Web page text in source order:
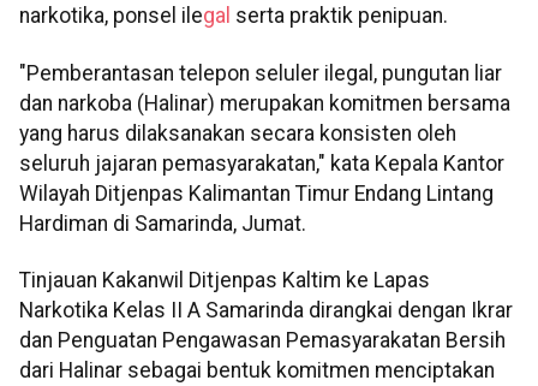
narkotika, ponsel ilegal serta praktik penipuan.
"Pemberantasan telepon seluler ilegal, pungutan liar
dan narkoba (Halinar) merupakan komitmen bersama
yang harus dilaksanakan secara konsisten oleh
seluruh jajaran pemasyarakatan," kata Kepala Kantor
Wilayah Ditjenpas Kalimantan Timur Endang Lintang
Hardiman di Samarinda, Jumat.
Tinjauan Kakanwil Ditjenpas Kaltim ke Lapas
Narkotika Kelas II A Samarinda dirangkai dengan Ikrar
dan Penguatan Pengawasan Pemasyarakatan Bersih
dari Halinar sebagai bentuk komitmen menciptakan